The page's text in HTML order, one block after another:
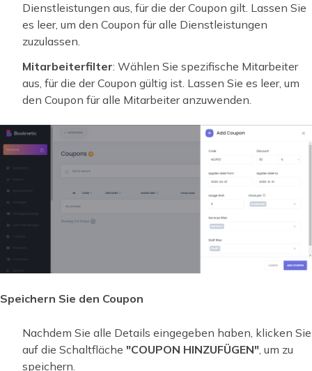
Dienstleistungen aus, für die der Coupon gilt. Lassen Sie
es leer, um den Coupon für alle Dienstleistungen
zuzulassen.
Mitarbeiterfilter: Wählen Sie spezifische Mitarbeiter
aus, für die der Coupon gültig ist. Lassen Sie es leer, um
den Coupon für alle Mitarbeiter anzuwenden.
Speichern Sie den Coupon
Nachdem Sie alle Details eingegeben haben, klicken Sie
auf die Schaltfläche "COUPON HINZUFÜGEN" , um zu
speichern.